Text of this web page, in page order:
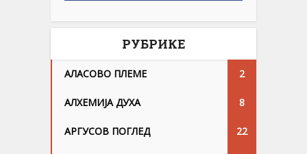
РУБРИКЕ
АЛАСОВО ПЛЕМЕ 2
АЛХЕМИЈА ДУХА 8
АРГУСОВ ПОГЛЕД 22